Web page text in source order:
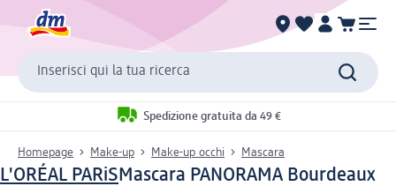
Inserisci qui la tua ricerca
Spedizione gratuita da 49 €
Homepage Make-up Make-up occhi Mascara
L'ORÉAL PARiSMascara PANORAMA Bourdeaux